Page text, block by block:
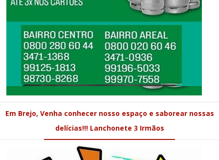
Em Brejo, Venha conhecer nosso espaço e saborear nossas
delícias!!! Lanchonete 3 Irmãos